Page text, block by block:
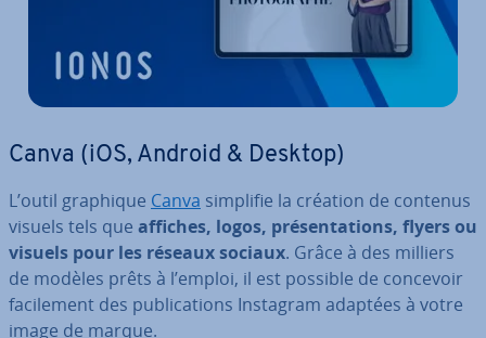
Canva (iOS, Android & Desktop)
L’outil graphique Canva simplifie la création de contenus
visuels tels que affiches, logos, pré­sen­ta­tions, flyers ou
visuels pour les réseaux sociaux. Grâce à des milliers
de modèles prêts à l’emploi, il est possible de concevoir
fa­ci­le­ment des pu­bli­ca­tions Instagram adaptées à votre
image de marque.